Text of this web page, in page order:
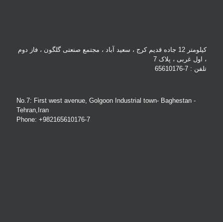
کیلومتر 12 جاده قدیم کرج ، سعید آباد ، مجتمع صنعتی گلگون ، فاز دوم
، اول غربی ، پلاک 7
تلفن : 7-65610176
No.7: First west avenue, Golgoon Industrial town- Baghestan -
Tehran,Iran
Phone: +982165610176-7